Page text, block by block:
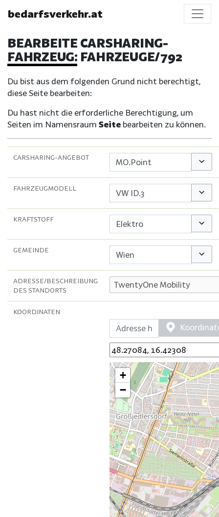
bedarfsverkehr.at
BEARBEITE CARSHARING-
FAHRZEUG: FAHRZEUGE/792
Du bist aus dem folgenden Grund nicht berechtigt,
diese Seite bearbeiten:
Du hast nicht die erforderliche Berechtigung, um
Seiten im Namensraum Seite bearbeiten zu können.
CARSHARING-ANGEBOT
FAHRZEUGMODELL
KRAFTSTOFF
GEMEINDE
ADRESSE/BESCHREIBUNG
DES STANDORTS
KOORDINATEN
+
−